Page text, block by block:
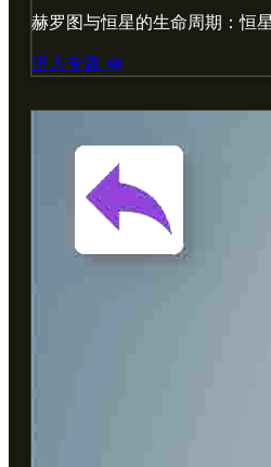
赫罗图与恒星的生命周期：恒
进入专题 